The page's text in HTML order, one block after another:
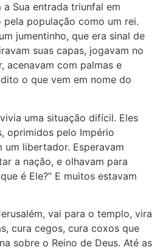
Sua entrada triunfal em
população como um rei.
jumentinho, que era sinal de
suas capas, jogavam no
acenavam com palmas e
o que vem em nome do
uma situação difícil. Eles
oprimidos pelo Império
um libertador. Esperavam
a nação, e olhavam para
é Ele?” E muitos estavam
vai para o templo, vira
cura cegos, cura coxos que
sobre o Reino de Deus. Até as